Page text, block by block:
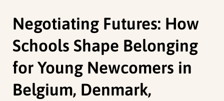
Negotiating Futures: How
Schools Shape Belonging
for Young Newcomers in
Belgium, Denmark,